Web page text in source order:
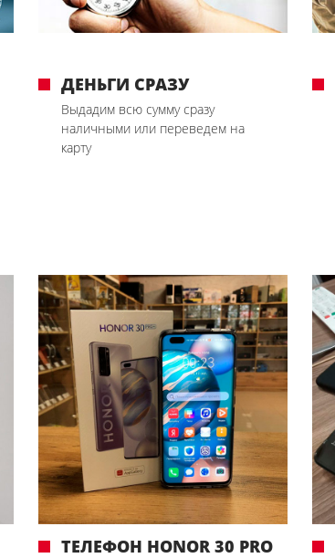
ДЕНЬГИ СРАЗУ
Выдадим всю сумму сразу
наличными или переведем на
карту
ТЕЛЕФОН HONOR 30 PRO